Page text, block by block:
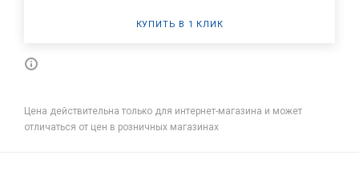
КУПИТЬ В 1 КЛИК
Цена действительна только для интернет-магазина и может
отличаться от цен в розничных магазинах